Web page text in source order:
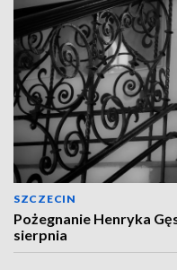
SZCZECIN
Pożegnanie Henryka
sierpnia